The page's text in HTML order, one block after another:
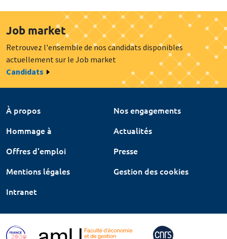
Job market
Retrouvez l'ensemble de nos candidats disponibles
actuellement sur le Job market
Candidats
À propos
Nos engagements
Hommage à
Actualités
Offres d'emploi
Presse
Mentions légales
Gestion des cookies
Intranet